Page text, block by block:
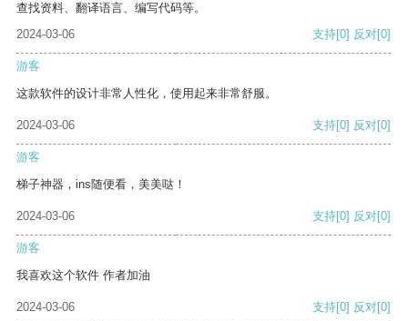
查找资料、翻译语言、编写代码等。
2024-03-06
支持[0] 反对[0]
游客
这款软件的设计非常人性化，使用起来非常舒服。
2024-03-06 支持[0] 反对[0]
游客
梯子神器，ins随便看，美美哒！
2024-03-06 支持[0] 反对[0]
游客
我喜欢这个软件 作者加油
2024-03-06 支持[0] 反对[0]